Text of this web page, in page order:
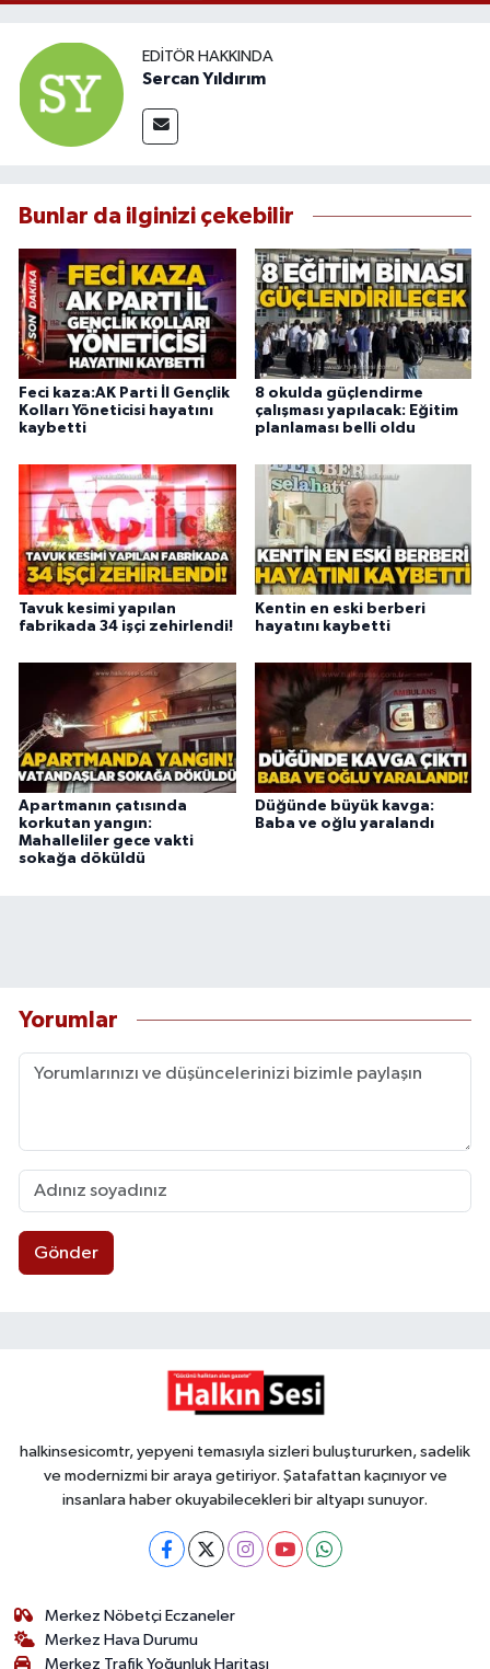
EDITÖR HAKKINDA
Sercan Yıldırım
Bunlar da ilginizi çekebilir
Feci kaza:AK Parti İl Gençlik
Kolları Yöneticisi hayatını
kaybetti
8 okulda güçlendirme
çalışması yapılacak: Eğitim
planlaması belli oldu
Tavuk kesimi yapılan
fabrikada 34 işçi zehirlendi!
Kentin en eski berberi
hayatını kaybetti
Apartmanın çatısında
korkutan yangın:
Mahalleliler gece vakti
sokağa döküldü
Düğünde büyük kavga:
Baba ve oğlu yaralandı
Yorumlar
Gönder
halkinsesicomtr, yepyeni temasıyla sizleri buluştururken, sadelik
ve modernizmi bir araya getiriyor. Şatafattan kaçınıyor ve
insanlara haber okuyabilecekleri bir altyapı sunuyor.
Merkez Nöbetçi Eczaneler
Merkez Hava Durumu
Merkez Trafik Yoğunluk Haritası